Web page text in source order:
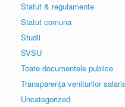
Statut & regulamente
Statut comuna
Studii
SVSU
Toate documentele publice
Transparența veniturilor
Uncategorized